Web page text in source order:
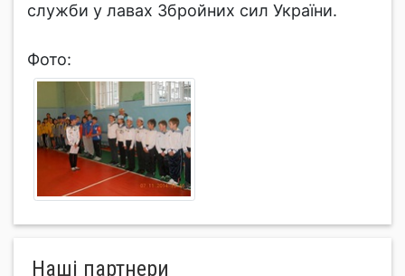
служби у лавах Збройних сил України.
Фото:
Нашi партнери